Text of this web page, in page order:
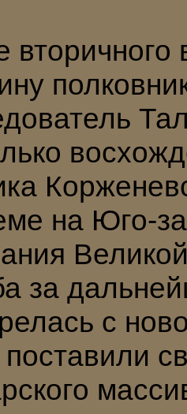
вторичного
на Юго-
за
с
поставили